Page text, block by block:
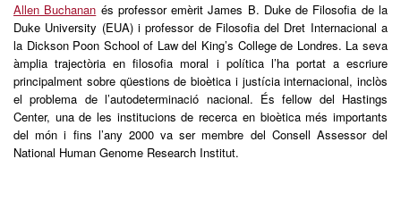
Allen Buchanan és professor emèrit James B. Duke de Filosofia de la
Duke University (EUA) i professor de Filosofia del Dret Internacional a
la Dickson Poon School of Law del King’s College de Londres. La seva
àmplia trajectòria en filosofia moral i política l’ha portat a escriure
principalment sobre qüestions de bioètica i justícia internacional, inclòs
el problema de l’autodeterminació nacional. És fellow del Hastings
Center, una de les institucions de recerca en bioètica més importants
del món i fins l’any 2000 va ser membre del Consell Assessor del
National Human Genome Research Institut.